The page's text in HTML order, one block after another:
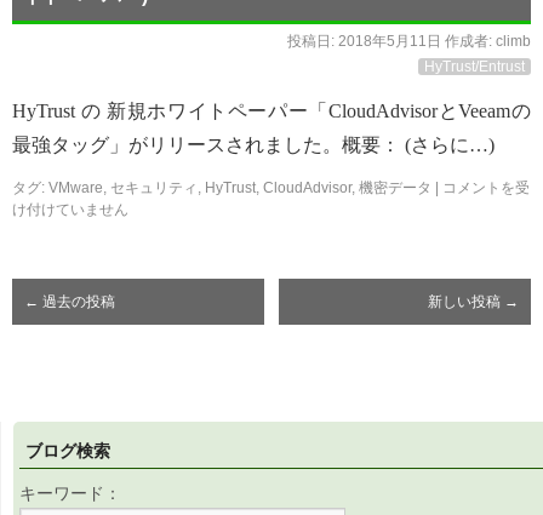
投稿日: 2018年5月11日 作成者: climb
HyTrust/Entrust
HyTrust の 新規ホワイトペーパー「CloudAdvisorとVeeamの
最強タッグ」がリリースされました。概要： (さらに…)
タグ: VMware, セキュリティ , HyTrust, CloudAdvisor, 機密データ
コメントを受
け付けていません
← 過去の投稿 新しい投稿 →
ブログ検索
キーワード：